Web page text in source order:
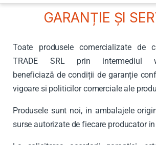
GARANȚIE ȘI
Toate produsele comercializate de
TRADE SRL prin intermediul
beneficiază de condiții de garanție
vigoare si politicilor comerciale ale
Produsele sunt noi, in ambalajele
surse autorizate de fiecare producator